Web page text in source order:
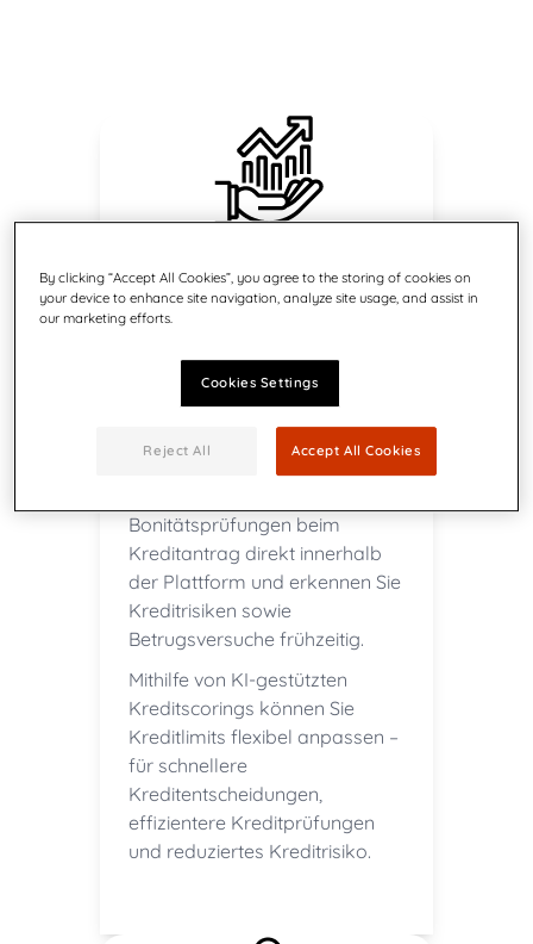
Umsatzsicherung durch
maßgeschneiderte
Kreditvergabe
Nutzen Sie die intelligente,
integrierte
Kreditbewertungsfunktion für
Bonitätsprüfungen beim
Kreditantrag direkt innerhalb
der Plattform und erkennen Sie
Kreditrisiken sowie
Betrugsversuche frühzeitig.
Mithilfe von KI-gestützten
Kreditscorings können Sie
Kreditlimits flexibel anpassen –
für schnellere
Kreditentscheidungen,
effizientere Kreditprüfungen
und reduziertes Kreditrisiko.
By clicking “Accept All Cookies”, you agree to the storing of cookies on
your device to enhance site navigation, analyze site usage, and assist in
our marketing efforts.
Cookies Settings
Reject All Accept All Cookies